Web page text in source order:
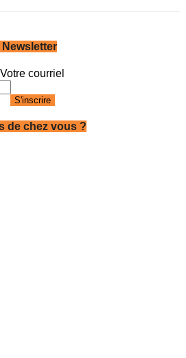
Votre courriel
de chez vous ?